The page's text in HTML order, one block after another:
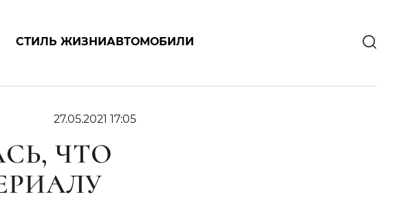
СТИЛЬ ЖИЗНИАВТОМОБИЛИ
27.05.2021 17:05
ЧТО